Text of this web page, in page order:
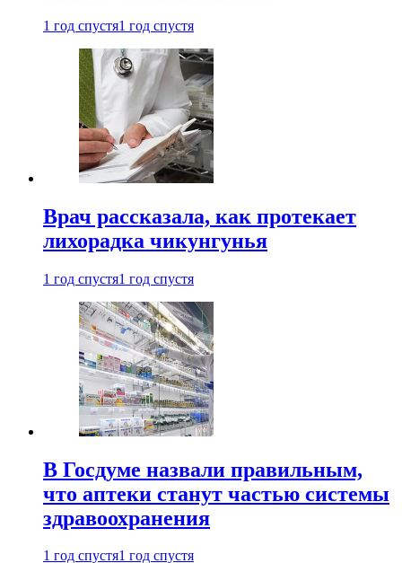
1 год спустя1 год спустя
Врач рассказала, как протекает
лихорадка чикунгунья
1 год спустя1 год спустя
В Госдуме назвали правильным,
что аптеки станут частью системы
здравоохранения
1 год спустя1 год спустя